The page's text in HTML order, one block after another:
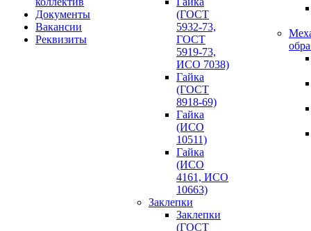
Документы
Вакансии
Реквизиты
(ГОСТ
5932-73,
ГОСТ
5919-73,
ИСО 7038)
Гайка
(ГОСТ
8918-69)
Гайка
(ИСО
10511)
Гайка
(ИСО
4161, ИСО
10663)
Заклепки
Заклепки
(ГОСТ